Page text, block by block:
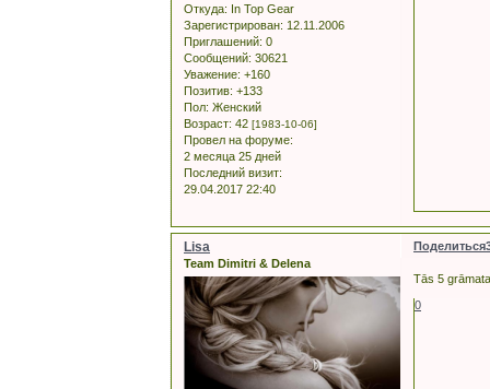
Откуда: In Top Gear
Зарегистрирован: 12.11.2006
Приглашений: 0
Сообщений: 30621
Уважение: +160
Позитив: +133
Пол: Женский
Возраст: 42 [1983-10-06]
Провел на форуме:
2 месяца 25 дней
Последний визит:
29.04.2017 22:40
Поделиться
Lisa
Team Dimitri & Delena
Tās 5
0